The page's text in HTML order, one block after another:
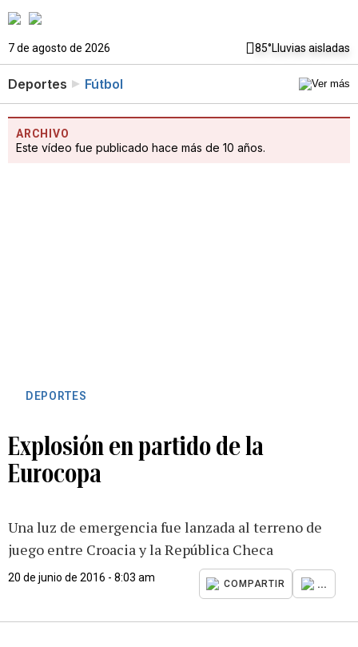
7 de agosto de 2026 85°Lluvias aisladas
Deportes Fútbol
ARCHIVO
Este vídeo fue publicado hace más de 10 años.
DEPORTES
Explosión en partido de la
Eurocopa
Una luz de emergencia fue lanzada al terreno de
juego entre Croacia y la República Checa
20 de junio de 2016 - 8:03 am
COMPARTIR ...